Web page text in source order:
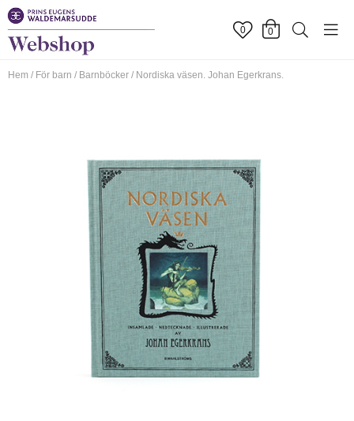
0 0
Hem / För barn / Barnböcker / Nordiska väsen. Johan Egerkrans.